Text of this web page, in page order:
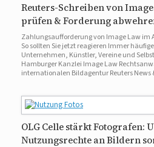
Reuters-Schreiben von
prüfen & Forderung
Zahlungsaufforderung von Image Law im
So sollten Sie jetzt reagieren Immer
Unternehmen, Künstler, Vereine und
Hamburger Kanzlei Image Law
internationalen Bildagentur Reuters
OLG Celle stärkt Fotografen:
Nutzungsrechte an Bildern